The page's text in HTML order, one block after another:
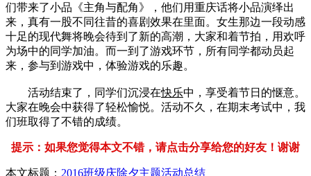
们带来了小品《主角与配角》，他们用重庆话将小品演绎出
来，真有一股不同往昔的喜剧效果在里面。女生那边一段动感
十足的现代舞将晚会待到了新的高潮，大家和着节拍，用欢呼
为场中的同学加油。而一到了游戏环节，所有同学都动员起
来，参与到游戏中，体验游戏的乐趣。
活动结束了，同学们沉浸在快乐中，享受着节日的惬意。
大家在晚会中获得了轻松愉悦。活动不久，在期末考试中，我
们班取得了不错的成绩。
提示：如果您觉得本文不错，请点击分享给您的好友！谢谢
本文标题： 2016班级庆除夕主题活动总结